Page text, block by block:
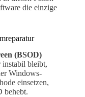
die einzige
(BSOD)
instabil bleibt,
Windows-
einsetzen,
behebt.